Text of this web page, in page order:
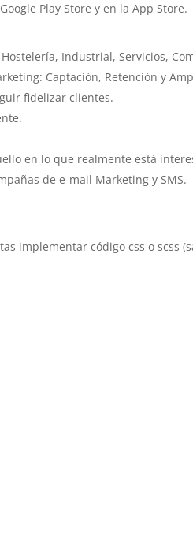
Play Store y en la App Store.
Industrial, Servicios,
Captación, Retención y
fidelizar clientes.
en lo que realmente está
de e-mail Marketing y SMS.
implementar código css o scss